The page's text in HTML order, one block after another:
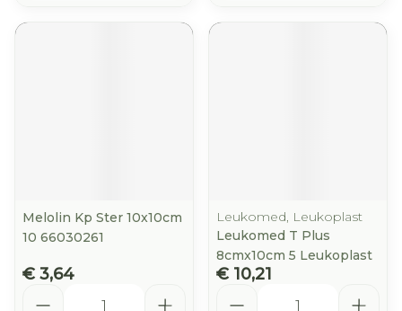
Melolin Kp Ster 10x10cm
10 66030261
€ 3,64
Leukomed, Leukoplast
Leukomed T Plus
8cmx10cm 5 Leukoplast
€ 10,21